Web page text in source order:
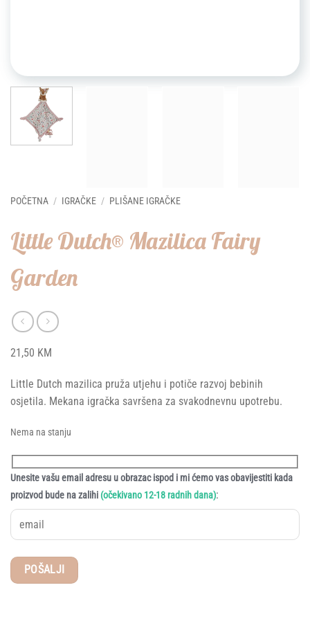
POČETNA / IGRAČKE / PLIŠANE IGRAČKE
Little Dutch® Mazilica Fairy
Garden
21,50 KM
Little Dutch mazilica pruža utjehu i potiče razvoj bebinih
osjetila. Mekana igračka savršena za svakodnevnu upotrebu.
Nema na stanju
Unesite vašu email adresu u obrazac ispod i mi ćemo vas obavijestiti kada
proizvod bude na zalihi (očekivano 12-18 radnih dana):